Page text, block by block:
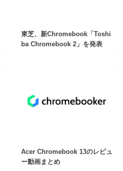
東芝、新Chromebook「Toshi
ba Chromebook 2」を発表
Acer Chromebook 13のレビュ
ー動画まとめ